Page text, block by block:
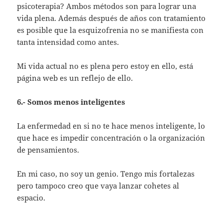
psicoterapia? Ambos métodos son para lograr una
vida plena. Además después de años con tratamiento
es posible que la esquizofrenia no se manifiesta con
tanta intensidad como antes.
Mi vida actual no es plena pero estoy en ello, está
página web es un reflejo de ello.
6.- Somos menos inteligentes
La enfermedad en si no te hace menos inteligente, lo
que hace es impedir concentración o la organización
de pensamientos.
En mi caso, no soy un genio. Tengo mis fortalezas
pero tampoco creo que vaya lanzar cohetes al
espacio.